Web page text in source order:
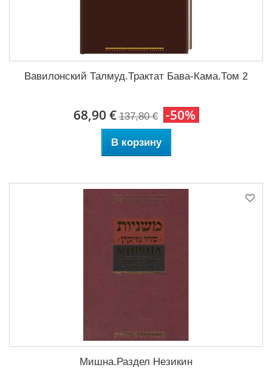
Вавилонский Талмуд.Трактат Бава-Кама.Том 2
68,90 € 137,80 € -50%
В корзину
Мишна.Раздел Незикин